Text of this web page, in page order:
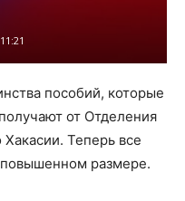
пособий, которые
от Отделения
Теперь все
размере.